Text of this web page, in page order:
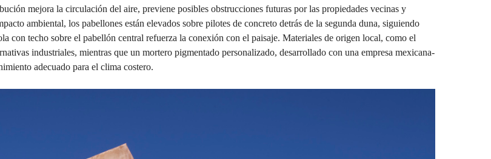
mejora la circulación del aire, previene posibles obstrucciones futuras por las propiedades vecinas y
ambiental, los pabellones están elevados sobre pilotes de concreto detrás de la segunda duna, siguiendo
con techo sobre el pabellón central refuerza la conexión con el paisaje. Materiales de origen local, como el
industriales, mientras que un mortero pigmentado personalizado, desarrollado con una empresa mexicana-
adecuado para el clima costero.